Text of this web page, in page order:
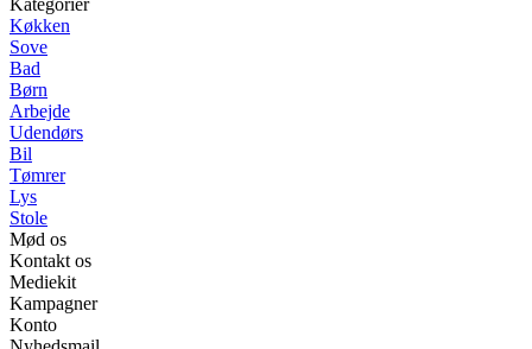
Kategorier
Køkken
Sove
Bad
Børn
Arbejde
Udendørs
Bil
Tømrer
Lys
Stole
Mød os
Kontakt os
Mediekit
Kampagner
Konto